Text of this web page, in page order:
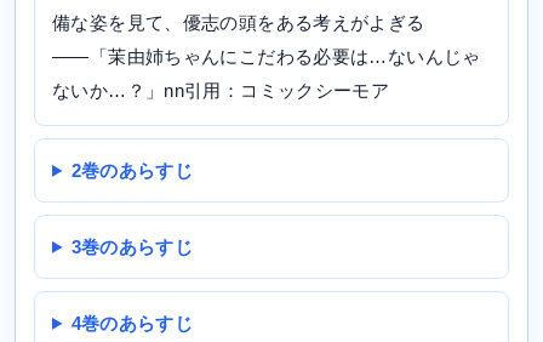
備な姿を見て、優志の頭をある考えがよぎる
――「茉由姉ちゃんにこだわる必要は…ないんじゃ
ないか…？」nn引用：コミックシーモア
2巻のあらすじ
3巻のあらすじ
4巻のあらすじ